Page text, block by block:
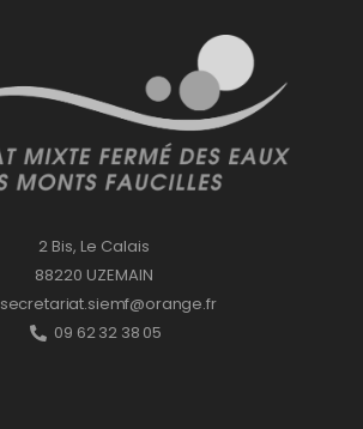
2 Bis, Le Calais
88220 UZEMAIN
secretariat.siemf@orange.fr
09 62 32 38 05